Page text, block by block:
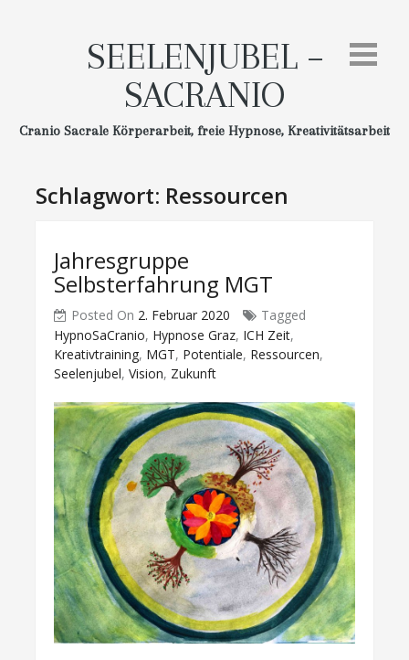
SEELENJUBEL –
SACRANIO
Cranio Sacrale Körperarbeit, freie Hypnose, Kreativitätsarbeit
Schlagwort: Ressourcen
Jahresgruppe
Selbsterfahrung MGT
Posted On 2. Februar 2020
Tagged
HypnoSaCranio, Hypnose Graz, ICH Zeit,
Kreativtraining, MGT, Potentiale, Ressourcen,
Seelenjubel, Vision, Zukunft